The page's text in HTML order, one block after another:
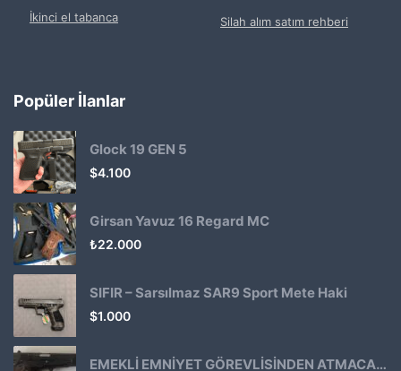
İkinci el tabanca Silah alım satım rehberi
Popüler İlanlar
Glock 19 GEN 5
$4.100
Girsan Yavuz 16 Regard MC
₺22.000
SIFIR – Sarsılmaz SAR9 Sport Mete Haki
$1.000
EMEKLİ EMNİYET GÖREVLİSİNDEN ATMACA 53 KLASİK14